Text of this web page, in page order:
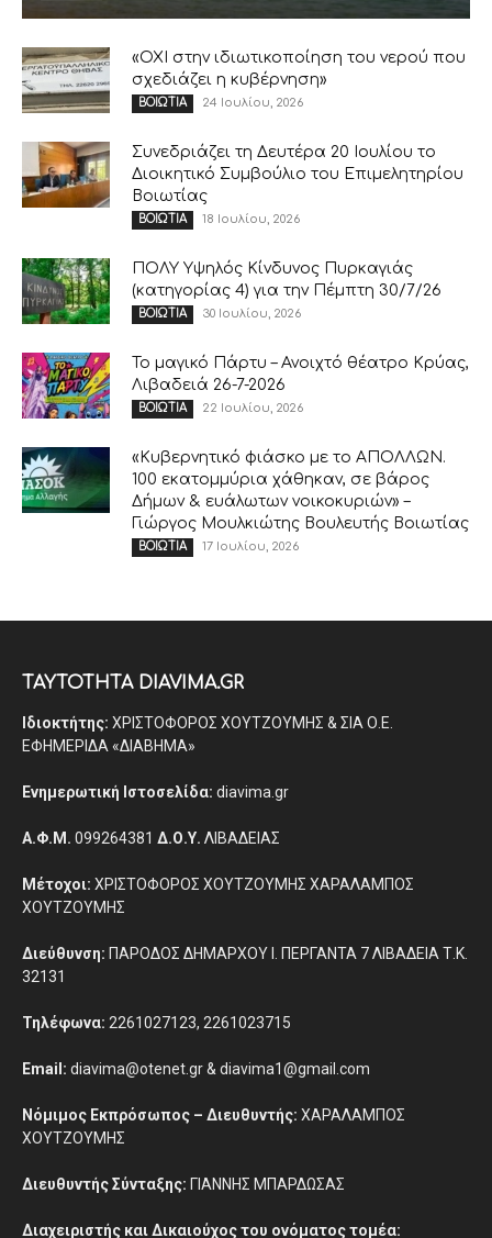
«ΟΧΙ στην ιδιωτικοποίηση του νερού που
σχεδιάζει η κυβέρνηση»
ΒΟΙΩΤΙΑ 24 Ιουλίου, 2026
Συνεδριάζει τη Δευτέρα 20 Ιουλίου το
Διοικητικό Συμβούλιο του Επιμελητηρίου
Βοιωτίας
ΒΟΙΩΤΙΑ 18 Ιουλίου, 2026
ΠΟΛΥ Υψηλός Κίνδυνος Πυρκαγιάς
(κατηγορίας 4) για την Πέμπτη 30/7/26
ΒΟΙΩΤΙΑ 30 Ιουλίου, 2026
Το μαγικό Πάρτυ – Ανοιχτό θέατρο Κρύας,
Λιβαδειά 26-7-2026
ΒΟΙΩΤΙΑ 22 Ιουλίου, 2026
«Κυβερνητικό φιάσκο με το ΑΠΟΛΛΩΝ.
100 εκατομμύρια χάθηκαν, σε βάρος
Δήμων & ευάλωτων νοικοκυριών» –
Γιώργος Μουλκιώτης Βουλευτής Βοιωτίας
ΒΟΙΩΤΙΑ 17 Ιουλίου, 2026
ΤΑΥΤΟΤΗΤΑ DIAVIMA.GR
Ιδιοκτήτης: ΧΡΙΣΤΟΦΟΡΟΣ ΧΟΥΤΖΟΥΜΗΣ & ΣΙΑ Ο.Ε.
ΕΦΗΜΕΡΙΔΑ «ΔΙΑΒΗΜΑ»
Ενημερωτική Ιστοσελίδα: diavima.gr
Α.Φ.Μ. 099264381 Δ.Ο.Υ. ΛΙΒΑΔΕΙΑΣ
Μέτοχοι: ΧΡΙΣΤΟΦΟΡΟΣ ΧΟΥΤΖΟΥΜΗΣ ΧΑΡΑΛΑΜΠΟΣ
ΧΟΥΤΖΟΥΜΗΣ
Διεύθυνση: ΠΑΡΟΔΟΣ ΔΗΜΑΡΧΟΥ Ι. ΠΕΡΓΑΝΤΑ 7 ΛΙΒΑΔΕΙΑ Τ.Κ.
32131
Τηλέφωνα: 2261027123, 2261023715
Email: diavima@otenet.gr & diavima1@gmail.com
Νόμιμος Εκπρόσωπος – Διευθυντής: ΧΑΡΑΛΑΜΠΟΣ
ΧΟΥΤΖΟΥΜΗΣ
Διευθυντής Σύνταξης: ΓΙΑΝΝΗΣ ΜΠΑΡΔΩΣΑΣ
Διαχειριστής και Δικαιούχος του ονόματος τομέα: